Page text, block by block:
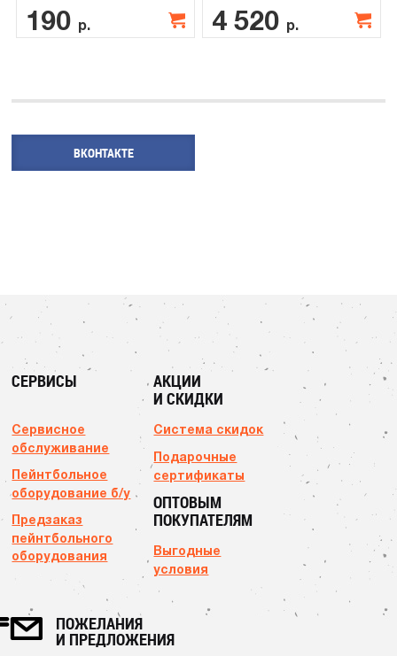
190 р. 4 520 р.
ВКОНТАКТЕ
СЕРВИСЫ
Сервисное
обслуживание
Пейнтбольное
оборудование б/у
Предзаказ
пейнтбольного
оборудования
АКЦИИ
И СКИДКИ
Система скидок
Подарочные
сертификаты
ОПТОВЫМ
ПОКУПАТЕЛЯМ
Выгодные
условия
ПОЖЕЛАНИЯ
И ПРЕДЛОЖЕНИЯ